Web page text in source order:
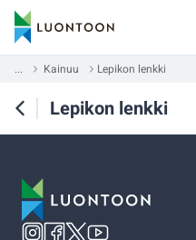
... Kainuu Lepikon lenkki
Lepikon lenkki